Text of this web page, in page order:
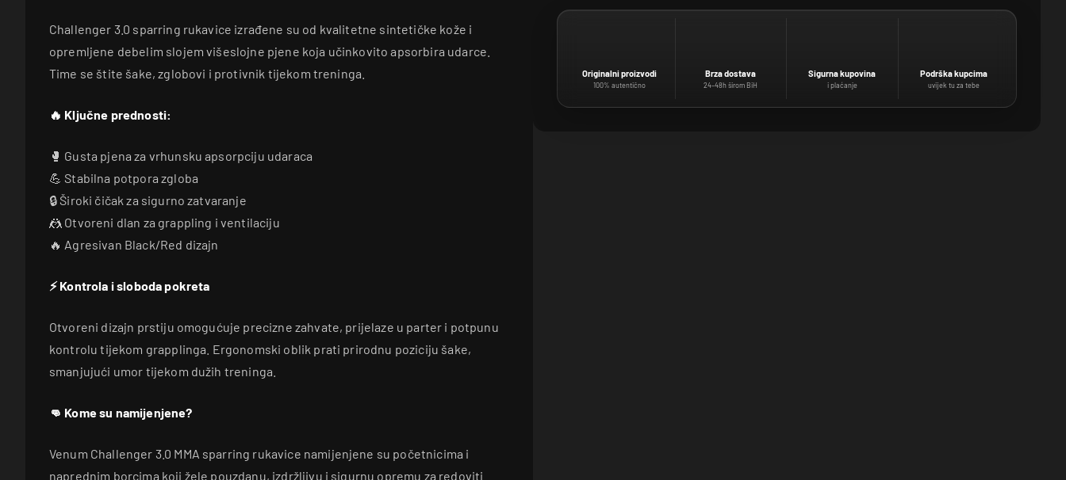
Challenger 3.0 sparring rukavice izrađene su od kvalitetne sintetičke kože i
opremljene debelim slojem višeslojne pjene koja učinkovito apsorbira udarce.
Time se štite šake, zglobovi i protivnik tijekom treninga.
🔥 Ključne prednosti:
🥊 Gusta pjena za vrhunsku apsorpciju udaraca
💪 Stabilna potpora zgloba
🔒 Široki čičak za sigurno zatvaranje
🤼 Otvoreni dlan za grappling i ventilaciju
🔥 Agresivan Black/Red dizajn
⚡ Kontrola i sloboda pokreta
Otvoreni dizajn prstiju omogućuje precizne zahvate, prijelaze u parter i potpunu
kontrolu tijekom grapplinga. Ergonomski oblik prati prirodnu poziciju šake,
smanjujući umor tijekom dužih treninga.
👊 Kome su namijenjene?
Venum Challenger 3.0 MMA sparring rukavice namijenjene su početnicima i
naprednim borcima koji žele pouzdanu, izdržljivu i sigurnu opremu za redoviti
Originalni proizvodi
100% autentično
Brza dostava
24–48h širom BiH
Sigurna kupovina
i plaćanje
Podrška kupcima
uvijek tu za tebe